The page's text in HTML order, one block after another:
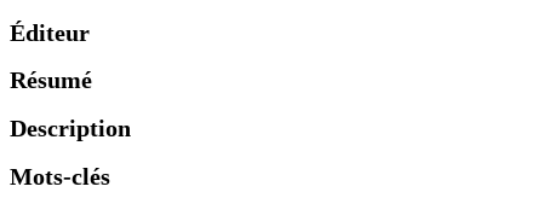
Éditeur
Résumé
Description
Mots-clés